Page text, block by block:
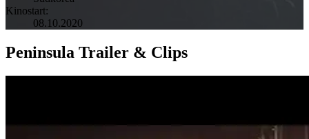
Kinostart:
08.10.2020
Peninsula Trailer & Clips